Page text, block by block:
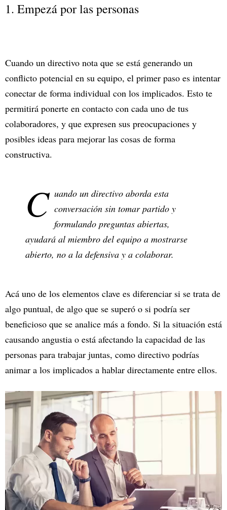
1. Empezá por las personas
Cuando un directivo nota que se está generando un
conflicto potencial en su equipo, el primer paso es intentar
conectar de forma individual con los implicados. Esto te
permitirá ponerte en contacto con cada uno de tus
colaboradores, y que expresen sus preocupaciones y
posibles ideas para mejorar las cosas de forma
constructiva.
C uando un directivo aborda esta
conversación sin tomar partido y
formulando preguntas abiertas,
ayudará al miembro del equipo a mostrarse
abierto, no a la defensiva y a colaborar.
Acá uno de los elementos clave es diferenciar si se trata de
algo puntual, de algo que se superó o si podría ser
beneficioso que se analice más a fondo. Si la situación está
causando angustia o está afectando la capacidad de las
personas para trabajar juntas, como directivo podrías
animar a los implicados a hablar directamente entre ellos.